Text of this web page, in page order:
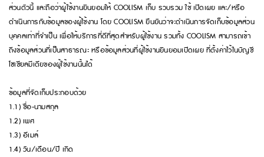
ส่วนตัวนี้ และถือว่าผู้ใช้งานยินยอมให้ COOLISM เก็บ รวบรวม ใช้ เปิดเผย และ/หรือ
ดำเนินการกับข้อมูลของผู้ใช้งาน โดย COOLISM ยืนยันว่าจะดำเนินการจัดเก็บข้อมูลส่วน
บุคคลเท่าที่จำเป็น เพื่อให้บริการที่ดีที่สุดสำหรับผู้ใช้งาน รวมทั้ง COOLISM สามารถเข้า
ถึงข้อมูลส่วนที่เป็นสาธารณะ หรือข้อมูลส่วนที่ผู้ใช้งานยินยอมเปิดเผย ที่ตั้งค่าไว้ในบัญชี
โซเชียลมีเดียของผู้ใช้งานนั้นได้้
ข้อมูลที่จัดเก็บประกอบด้วย
1.1)​ ชื่อ-นามสกุล
1.2)​ เพศ​
1.3)​ อีเมล์
1.4)​ วัน/เดือน/ปี เกิด